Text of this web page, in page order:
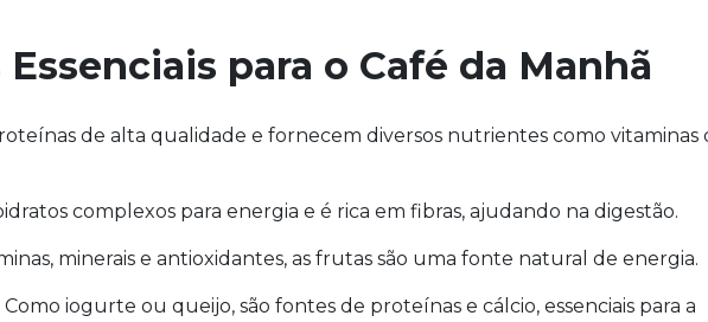
para o Café da Manhã
de alta qualidade e fornecem diversos nutrientes como vitaminas
complexos para energia e é rica em fibras, ajudando na digestão.
minerais e antioxidantes, as frutas são uma fonte natural de energia.
Como iogurte ou queijo, são fontes de proteínas e cálcio, essenciais para a